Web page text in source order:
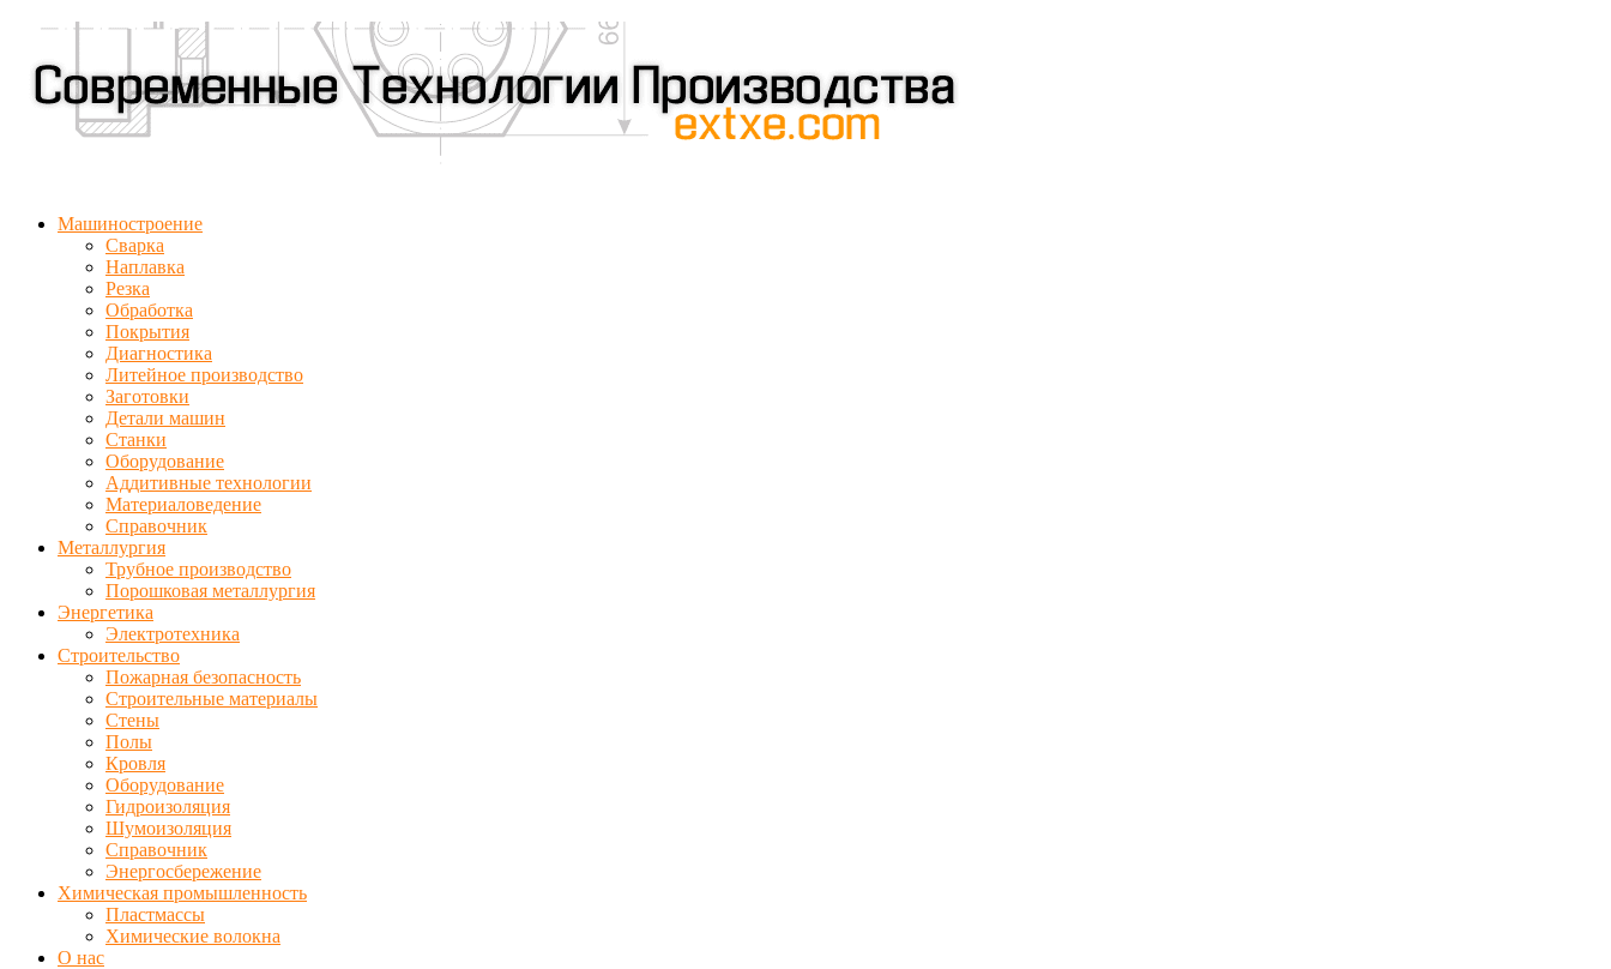
Машиностроение
Сварка
Наплавка
Резка
Обработка
Покрытия
Диагностика
Литейное производство
Заготовки
Детали машин
Станки
Оборудование
Аддитивные технологии
Материаловедение
Справочник
Металлургия
Трубное производство
Порошковая металлургия
Энергетика
Электротехника
Строительство
Пожарная безопасность
Строительные материалы
Стены
Полы
Кровля
Оборудование
Гидроизоляция
Шумоизоляция
Справочник
Энергосбережение
Химическая промышленность
Пластмассы
Химические волокна
О нас